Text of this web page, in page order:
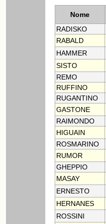
Nome
RADISKO
RABALD
HAMMER
SISTO
REMO
RUFFINO
RUGANTINO
GASTONE
RAIMONDO
HIGUAIN
ROSMARINO
RUMOR
GHEPPIO
MASAY
ERNESTO
HERNANES
ROSSINI